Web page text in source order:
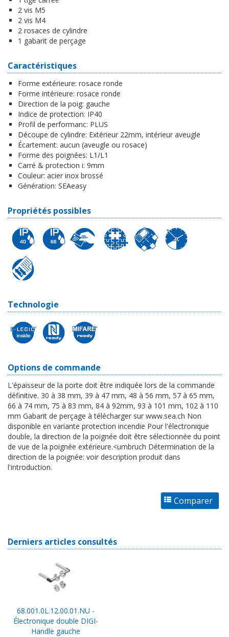
2 vis M5
2 vis M4
2 rosaces de cylindre
1 gabarit de perçage
Caractéristiques
Forme extérieure: rosace ronde
Forme intérieure: rosace ronde
Direction de la poig: gauche
Indice de protection: IP40
Profil de performanc: PLUS
Découpe de cylindre: Extérieur 22mm, intérieur aveugle
Écartement: aucun (aveugle ou rosace)
Forme des poignées: L1/L1
Carré & protection i: 9mm
Couleur: acier inox brossé
Génération: SEAeasy
Propriétés possibles
Technologie
Options de commande
L'épaisseur de la porte doit être indiquée lors de la commande
définitive. 30 à 38 mm, 39 à 47 mm, 48 à 56 mm, 57 à 65 mm,
66 à 74 mm, 75 à 83 mm, 84 à 92mm, 93 à 101 mm, 102 à 110
mm Gabarit de perçage à télécharger sur www.sea.ch Non
disponible en variante protection incendie Pour l'électronique
double, la direction de la poignée doit être sélectionnée du point
de vue de la poignée extérieure.<umbruch Détermination de la
direction de la poignée: voir description produit dans
l'introduction.
Derniers articles consultés
68.001.0L.12.00.01.NU -
Électronique double DIGI-
Handle gauche